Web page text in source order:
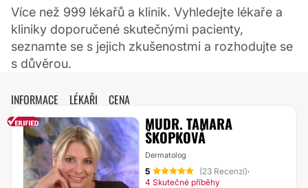
Více než 999 lékařů a klinik. Vyhledejte lékaře a
kliniky doporučené skutečnými pacienty,
seznamte se s jejich zkušenostmi a rozhodujte se
s důvěrou.
INFORMACE LÉKAŘI CENA
MUDR. TAMARA
ŠKOPKOVÁ
Dermatolog
5 (23 Recenzí)·
4 Skutečné příběhy